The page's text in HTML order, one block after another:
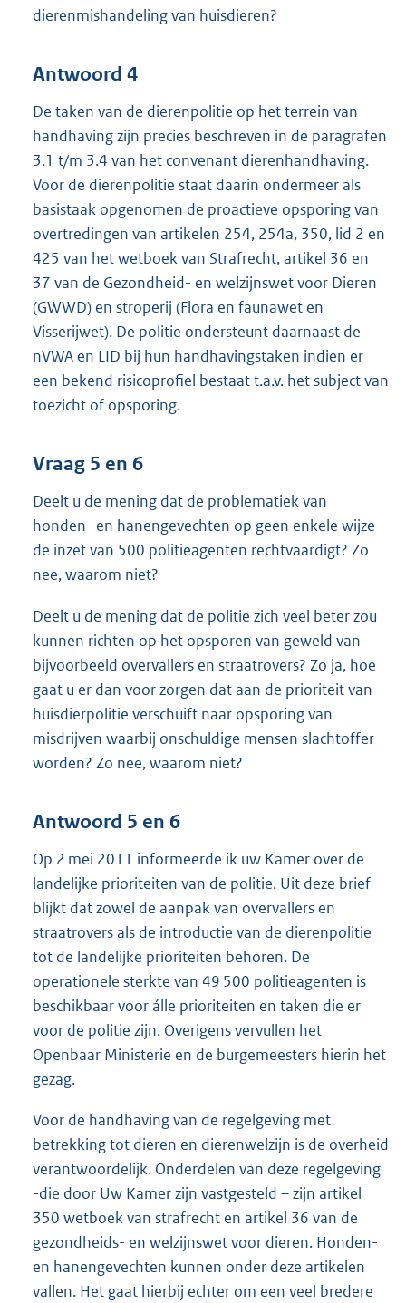
dierenmishandeling van huisdieren?
Antwoord 4
De taken van de dierenpolitie op het terrein van
handhaving zijn precies beschreven in de paragrafen
3.1 t/m 3.4 van het convenant dierenhandhaving.
Voor de dierenpolitie staat daarin ondermeer als
basistaak opgenomen de proactieve opsporing van
overtredingen van artikelen 254, 254a, 350, lid 2 en
425 van het wetboek van Strafrecht, artikel 36 en
37 van de Gezondheid- en welzijnswet voor Dieren
(GWWD) en stroperij (Flora en faunawet en
Visserijwet). De politie ondersteunt daarnaast de
nVWA en LID bij hun handhavingstaken indien er
een bekend risicoprofiel bestaat t.a.v. het subject van
toezicht of opsporing.
Vraag 5 en 6
Deelt u de mening dat de problematiek van
honden- en hanengevechten op geen enkele wijze
de inzet van 500 politieagenten rechtvaardigt? Zo
nee, waarom niet?
Deelt u de mening dat de politie zich veel beter zou
kunnen richten op het opsporen van geweld van
bijvoorbeeld overvallers en straatrovers? Zo ja, hoe
gaat u er dan voor zorgen dat aan de prioriteit van
huisdierpolitie verschuift naar opsporing van
misdrijven waarbij onschuldige mensen slachtoffer
worden? Zo nee, waarom niet?
Antwoord 5 en 6
Op 2 mei 2011 informeerde ik uw Kamer over de
landelijke prioriteiten van de politie. Uit deze brief
blijkt dat zowel de aanpak van overvallers en
straatrovers als de introductie van de dierenpolitie
tot de landelijke prioriteiten behoren. De
operationele sterkte van 49 500 politieagenten is
beschikbaar voor álle prioriteiten en taken die er
voor de politie zijn. Overigens vervullen het
Openbaar Ministerie en de burgemeesters hierin het
gezag.
Voor de handhaving van de regelgeving met
betrekking tot dieren en dierenwelzijn is de overheid
verantwoordelijk. Onderdelen van deze regelgeving
-die door Uw Kamer zijn vastgesteld – zijn artikel
350 wetboek van strafrecht en artikel 36 van de
gezondheids- en welzijnswet voor dieren. Honden-
en hanengevechten kunnen onder deze artikelen
vallen. Het gaat hierbij echter om een veel bredere